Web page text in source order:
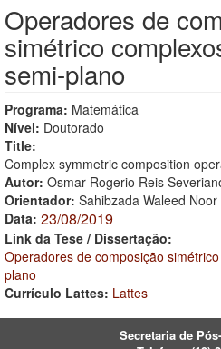
Operadores de
simétrico
semi-plano
Programa: Matemática
Nível: Doutorado
Title:
Complex symmetric composition
Autor: Osmar Rogerio Reis
Orientador: Sahibzada Waleed Noor
Data: 23/08/2019
Link da Tese / Dissertação:
Operadores de composição
plano
Currículo Lattes: Lattes
Secretaria de